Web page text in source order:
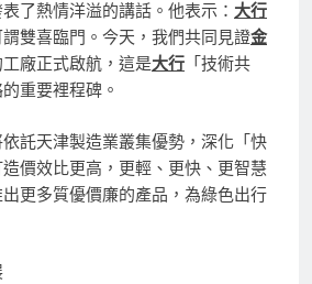
了熱情洋溢的講話。他表示： 大行
雙喜臨門。今天，我們共同見證金
廠正式啟航，這是大行 「技術共
重要裡程碑。
託天津製造業叢集優勢，深化「快
價效比更高，更輕、更快、更智慧
更多質優價廉的產品，為綠色出行